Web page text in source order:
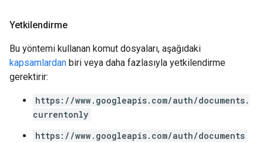
Yetkilendirme
Bu yöntemi kullanan komut dosyaları, aşağıdaki
kapsamlardan biri veya daha fazlasıyla yetkilendirme
gerektirir:
https://www.googleapis.com/auth/documents.
currentonly
https://www.googleapis.com/auth/documents